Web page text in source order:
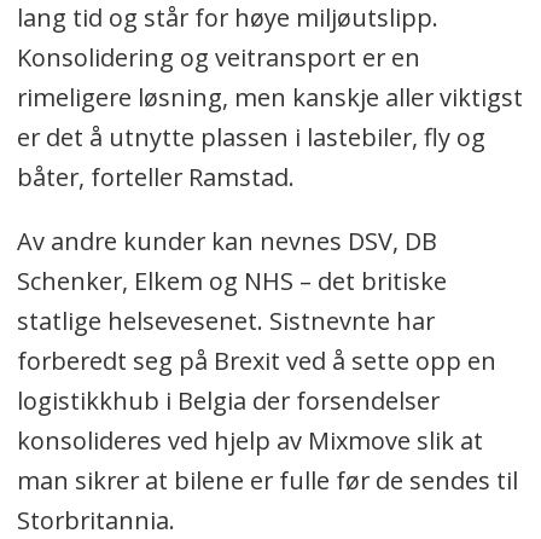
lang tid og står for høye miljøutslipp.
Konsolidering og veitransport er en
rimeligere løsning, men kanskje aller viktigst
er det å utnytte plassen i lastebiler, fly og
båter, forteller Ramstad.
Av andre kunder kan nevnes DSV, DB
Schenker, Elkem og NHS – det britiske
statlige helsevesenet. Sistnevnte har
forberedt seg på Brexit ved å sette opp en
logistikkhub i Belgia der forsendelser
konsolideres ved hjelp av Mixmove slik at
man sikrer at bilene er fulle før de sendes til
Storbritannia.